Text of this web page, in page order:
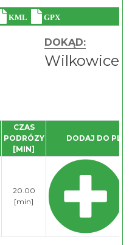
DOKĄD:
Wilkowice
CZAS
PODRÓZY
[MIN]
DODAJ DO
20.00
[min]